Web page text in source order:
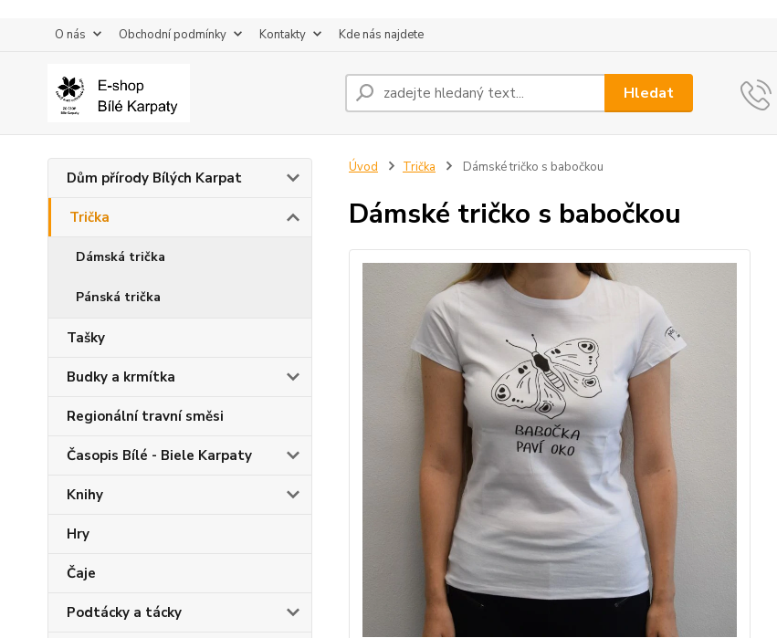
O nás Obchodní podmínky Kontakty Kde nás najdete
Hledat
Dům přírody Bílých Karpat
Trička
Dámská trička
Pánská trička
Tašky
Budky a krmítka
Regionální travní směsi
Časopis Bílé - Biele Karpaty
Knihy
Hry
Čaje
Podtácky a tácky
Úvod Trička Dámské tričko s babočkou
Dámské tričko s babočkou